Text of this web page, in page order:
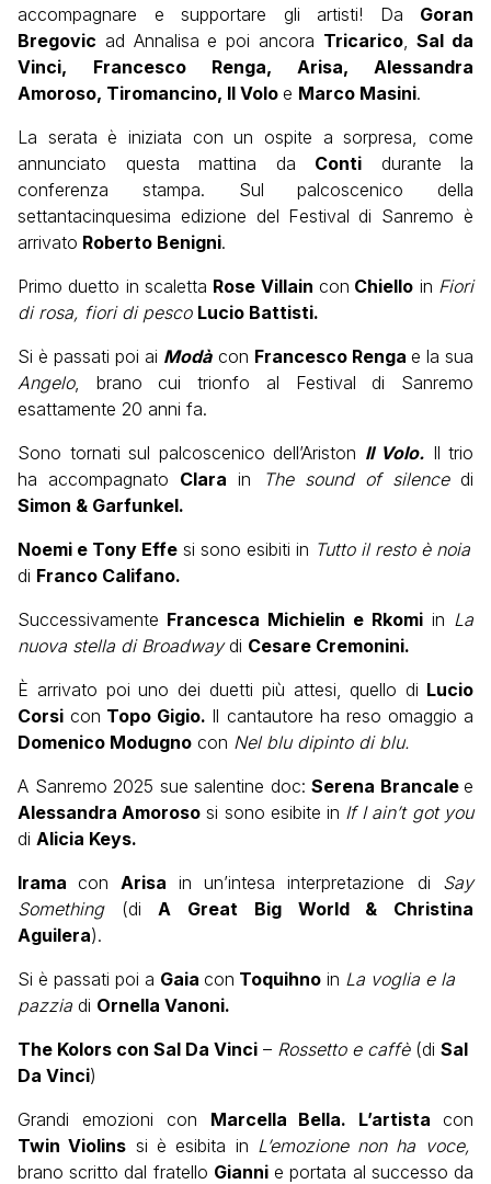
accompagnare e supportare gli artisti! Da Goran
Bregovic ad Annalisa e poi ancora Tricarico,Sal da
Vinci,
Francesco Renga, Arisa, Alessandra
Amoroso, Tiromancino, Il Volo e Marco Masini.
La serata è iniziata con un ospite a sorpresa, come
annunciato questa mattina da Conti durante la
conferenza stampa. Sul palcoscenico della
settantacinquesima edizione del Festival di Sanremo è
arrivato Roberto Benigni.
Primo duetto in scaletta Rose Villain con Chiello in Fiori
di rosa, fiori di pesco Lucio Battisti.
Si è passati poi ai Modàcon Francesco Renga e la sua
Angelo, brano cui trionfo al Festival di Sanremo
esattamente 20 anni fa.
Sono tornati sul palcoscenico dell’Ariston Il Volo. Il trio
ha accompagnato Clara in The sound of silencedi
Simon & Garfunkel.
Noemi e Tony Effe si sono esibiti in Tutto il resto è noia
di Franco Califano.
Successivamente Francesca Michielin e Rkomi in La
nuova stella di Broadwaydi Cesare Cremonini.
È arrivato poi uno dei duetti più attesi, quello di Lucio
Corsi con Topo Gigio. Il cantautore ha reso omaggio a
Domenico Modugno con Nel blu dipinto di blu.
A Sanremo 2025 sue salentine doc: Serena Brancale e
Alessandra Amoroso si sono esibite in If I ain’t got you
di Alicia Keys.
Iramacon Arisa in un’intesa interpretazione di Say
Something(di A Great Big World & Christina
Aguilera).
Si è passati poi a Gaia con Toquihno in La voglia e la
pazzia di Ornella Vanoni.
The Kolors con Sal Da Vinci – Rossetto e caffè(di Sal
Da Vinci)
Grandi emozioni con Marcella Bella. L’artista con
Twin Violins si è esibita in L’emozione non ha voce,
brano scritto dal fratello Giannie portata al successo da